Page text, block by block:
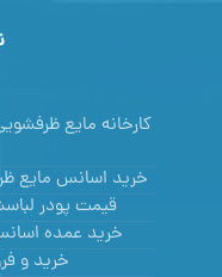
کارخانه مایع
خرید اسانس مایع
قیمت پودر
خرید عمده
خرید و